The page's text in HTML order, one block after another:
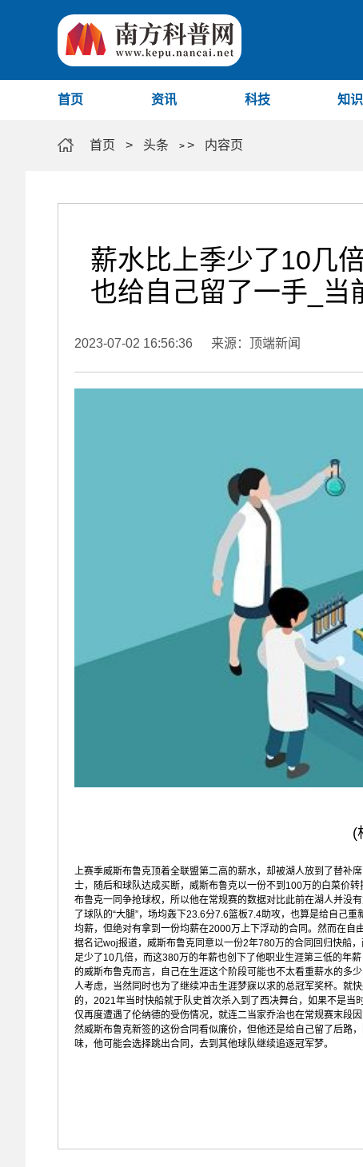
首页 资讯 科技 知识
首页 > 头条 > > 内容页
薪水比上季少了10几
也给自己留了一手_当
2023-07-02 16:56:36 来源：顶端新闻
(
上赛季威斯布鲁克顶着全联盟第二高的薪水，却被湖人放到了替
士，随后和球队达成买断，威斯布鲁克以一份不到100万的白菜价
布鲁克一同争抢球权，所以他在常规赛的数据对比此前在湖人并没
了球队的“大腿”，场均轰下23.6分7.6篮板7.4助攻，也算是给自己
均薪，但绝对有拿到一份均薪在2000万上下浮动的合同。然而在
据名记woj报道，威斯布鲁克同意以一份2年780万的合同回归快船
足少了10几倍，而这380万的年薪也创下了他职业生涯第三低的年
的威斯布鲁克而言，自己在生涯这个阶段可能也不太看重薪水的多
人考虑，当然同时也为了继续冲击生涯梦寐以求的总冠军奖杯。就
的，2021年当时快船就于队史首次杀入到了西决舞台，如果不是
仅再度遭遇了伦纳德的受伤情况，就连二当家乔治也在常规赛末段
然威斯布鲁克新签的这份合同看似廉价，但他还是给自己留了后路
味，他可能会选择跳出合同，去到其他球队继续追逐冠军梦。